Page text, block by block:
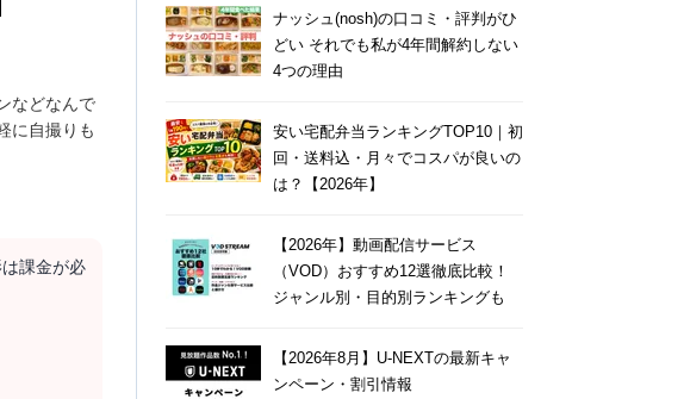
などなんで
に自撮りも
課金が必
ナッシュ(nosh)の口コミ・評判がひ
どい それでも私が4年間解約しない
4つの理由
安い宅配弁当ランキングTOP10｜初
回・送料込・月々でコスパが良いの
は？【2026年】
【2026年】動画配信サービス
（VOD）おすすめ12選徹底比較！
ジャンル別・目的別ランキングも
【2026年8月】U-NEXTの最新キャ
ンペーン・割引情報